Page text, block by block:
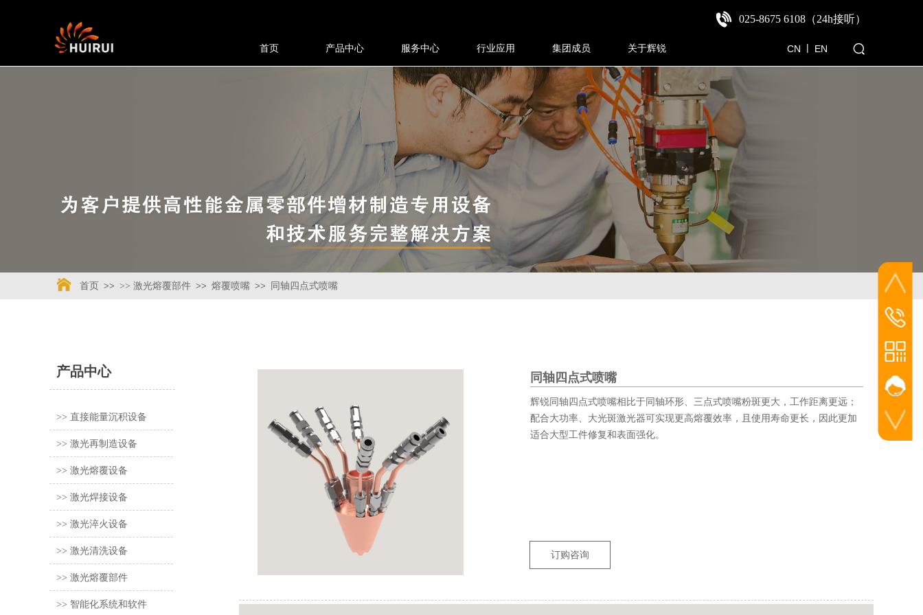
| EN
CN
025-8675 6108（24h接听）
首页 产品中心 服务中心 行业应用 集团成员 关于辉锐
首页 >> >> 激光熔覆部件 >> 熔覆喷嘴 >> 同轴四点式喷嘴
同轴四点式喷嘴
辉锐同轴四点式喷嘴相比于同轴环形、三点式喷嘴粉斑更大，工作距离更远；
配合大功率、大光斑激光器可实现更高熔覆效率，且使用寿命更长，因此更加
适合大型工件修复和表面强化。
产品中心
>> 直接能量沉积设备
>> 激光再制造设备
>> 激光熔覆设备
>> 激光焊接设备
>> 激光淬火设备
>> 激光清洗设备
>> 激光熔覆部件
>> 智能化系统和软件
订购咨询
联系电话
手机扫一扫